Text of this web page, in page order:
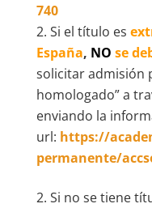
740
Si el título es
España, NO se
solicitar admisión
homologado” a
enviando la
url: https://
permanente/
Si no se tiene